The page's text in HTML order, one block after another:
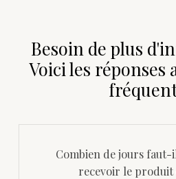
Besoin de plus
Voici les réponses
Combien de jours
recevoir le produit